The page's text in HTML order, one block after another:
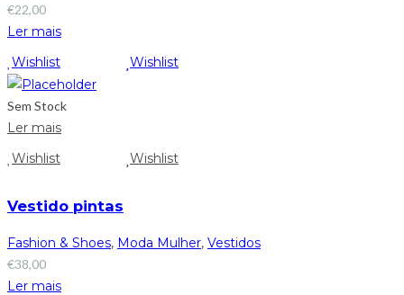
€22,00
Ler mais
Wishlist
Wishlist
Sem Stock
Ler mais
Wishlist
Wishlist
Vestido pintas
Fashion & Shoes, Moda Mulher, Vestidos
€38,00
Ler mais